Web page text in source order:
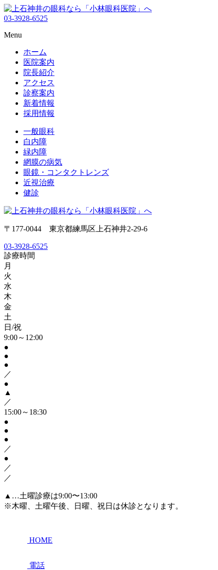
03-3928-6525
Menu
ホーム
医院案内
院長紹介
アクセス
診察案内
新着情報
採用情報
一般眼科
白内障
緑内障
網膜の病気
眼鏡・コンタクトレンズ
近視治療
健診
〒177-0044 東京都練馬区上石神井2-29-6
03-3928-6525
診療時間
月
火
水
木
金
土
日/祝
9:00～12:00
●
●
●
／
●
▲
／
15:00～18:30
●
●
●
／
●
／
／
▲ …土曜診療は9:00〜13:00
※木曜、土曜午後、日曜、祝日は休診となります。
HOME
電話